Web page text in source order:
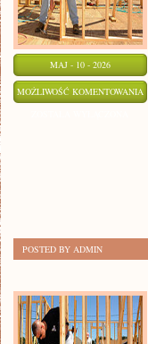
MAJ - 10 - 2026
MOŻLIWOŚĆ KOMENTOWANIA
POSTED BY ADMIN